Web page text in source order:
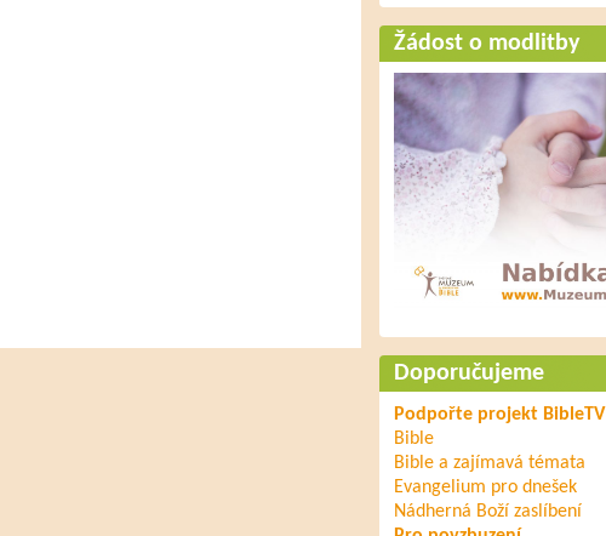
Žádost o modlitby
Doporučujeme
Podpořte projekt BibleTV
Bible
Bible a zajímavá témata
Evangelium pro dnešek
Nádherná Boží zaslíbení